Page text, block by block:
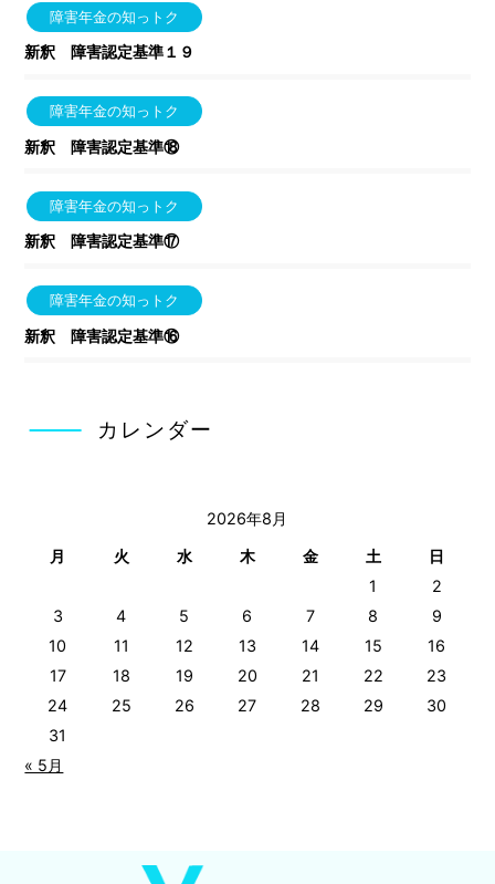
障害年金の知っトク
新釈 障害認定基準１９
障害年金の知っトク
新釈 障害認定基準⑱
障害年金の知っトク
新釈 障害認定基準⑰
障害年金の知っトク
新釈 障害認定基準⑯
カレンダー
2026年8月
月
火 水 木 金 土
日
1
2
3
4 5 6 7 8
9
10
11 12 13 14 15
16
17
18 19 20 21 22
23
24
25 26 27 28 29
30
31
« 5月